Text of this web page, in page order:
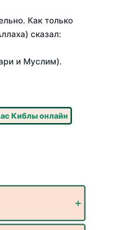
Как только
сказал:
и Муслим).
Киблы онлайн